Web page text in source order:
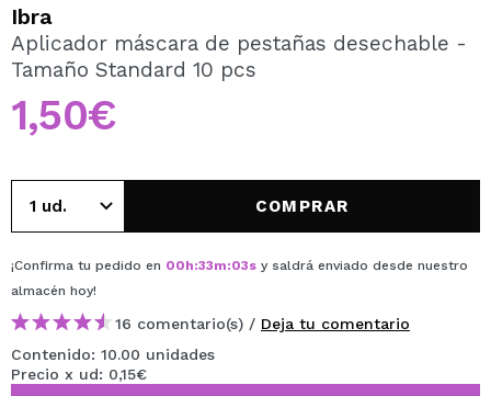
Al crear una cuenta en Maquillalia.com podrás realizar
tus compras rápidamente, revisar el estado de tus
Ibra
Aplicador máscara de pestañas desechable -
Tamaño Standard 10 pcs
1,50€
COMPRAR
¡Confirma tu pedido en 00h:33m:02s y saldrá enviado desde nuestro
almacén hoy!
16 comentario(s) / Deja tu comentario
Contenido: 10.00 unidades
Precio x ud: 0,15€